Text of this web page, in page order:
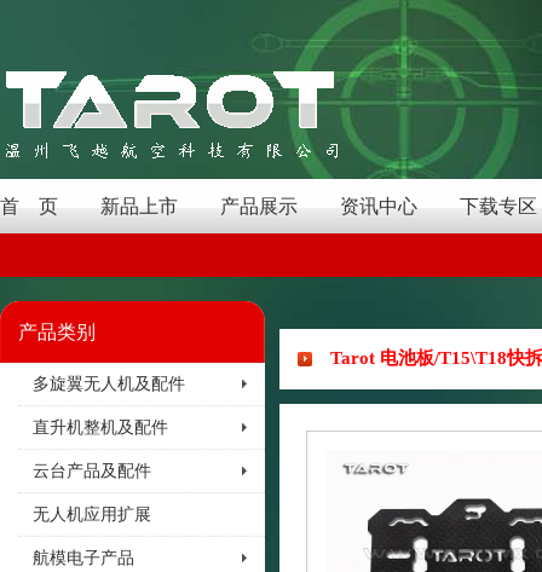
首 页 新品上市 产品展示 资讯中心 下载专区
产品类别
多旋翼无人机及配件
直升机整机及配件
云台产品及配件
无人机应用扩展
航模电子产品
Tarot 电池板/T15\T18快